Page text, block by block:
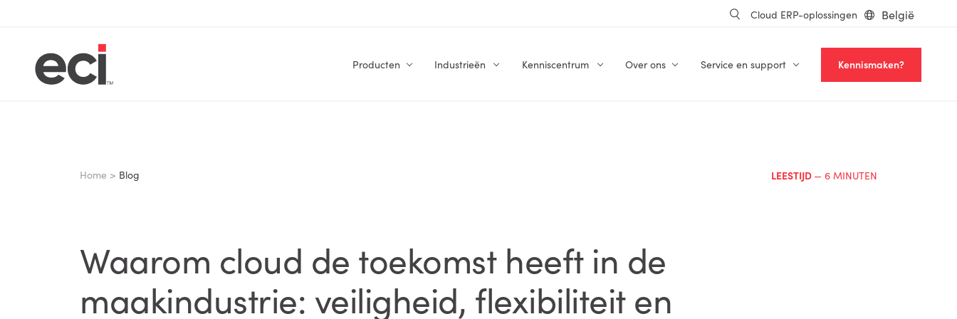
Cloud ERP-oplossingen België
Producten Industrieën Kenniscentrum Over ons Service en support Kennismaken?
Home > Blog LEESTIJD — 6 MINUTEN
Waarom cloud de toekomst heeft in de
maakindustrie: veiligheid, flexibiliteit en